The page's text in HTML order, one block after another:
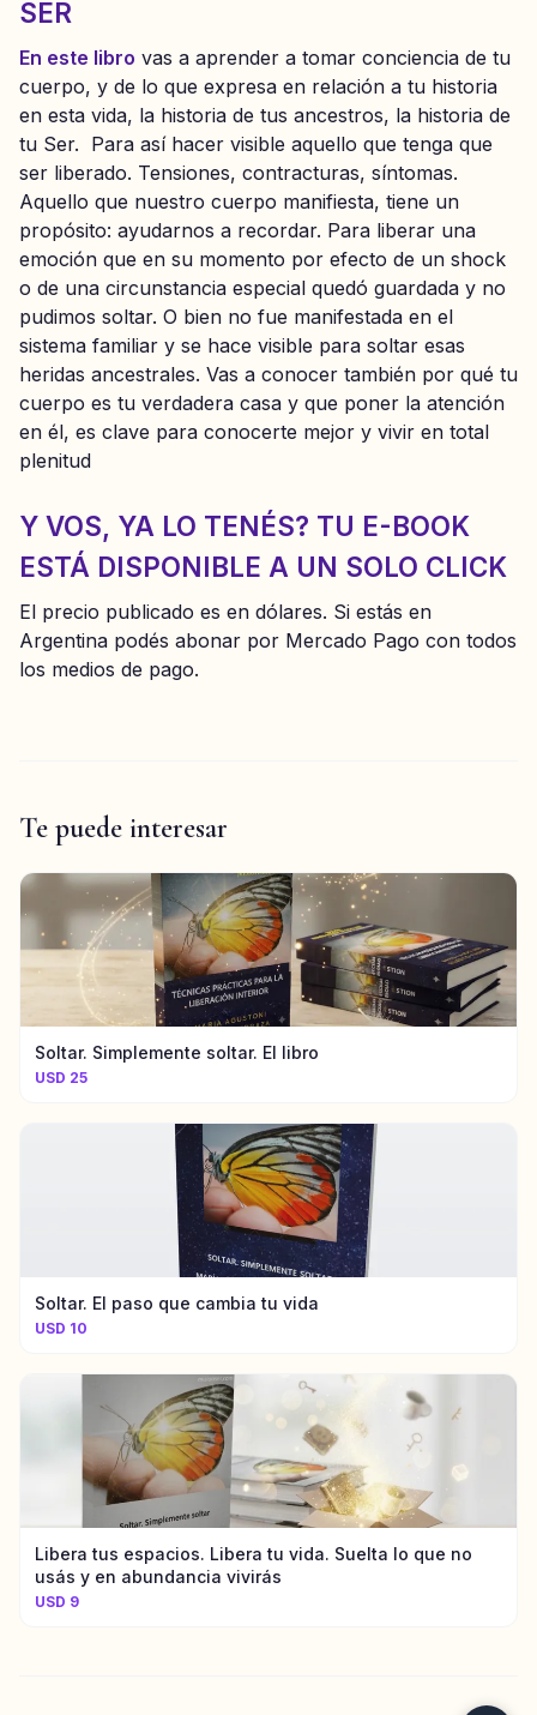
SER
En este libro vas a aprender a tomar conciencia de tu
cuerpo, y de lo que expresa en relación a tu historia
en esta vida, la historia de tus ancestros, la historia de
tu Ser. Para así hacer visible aquello que tenga que
ser liberado. Tensiones, contracturas, síntomas.
Aquello que nuestro cuerpo manifiesta, tiene un
propósito: ayudarnos a recordar. Para liberar una
emoción que en su momento por efecto de un shock
o de una circunstancia especial quedó guardada y no
pudimos soltar. O bien no fue manifestada en el
sistema familiar y se hace visible para soltar esas
heridas ancestrales. Vas a conocer también por qué tu
cuerpo es tu verdadera casa y que poner la atención
en él, es clave para conocerte mejor y vivir en total
plenitud
Y VOS, YA LO TENÉS? TU E-BOOK
ESTÁ DISPONIBLE A UN SOLO CLICK
El precio publicado es en dólares. Si estás en
Argentina podés abonar por Mercado Pago con todos
los medios de pago.
Te puede interesar
Soltar. Simplemente soltar. El libro
USD 25
Soltar. El paso que cambia tu vida
USD 10
Libera tus espacios. Libera tu vida. Suelta lo que no
usás y en abundancia vivirás
USD 9